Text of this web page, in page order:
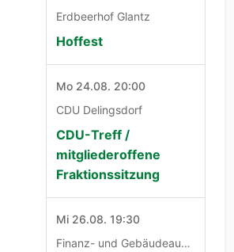
Erdbeerhof Glantz
Hoffest
Mo 24.08. 20:00
CDU Delingsdorf
CDU-Treff /
mitgliederoffene
Fraktionssitzung
Mi 26.08. 19:30
Finanz- und Gebäudeausschuß